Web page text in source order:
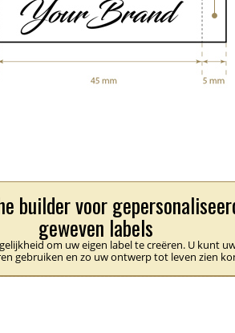
builder voor
geweven labels
om uw eigen label te creëren. U kunt
gebruiken en zo uw ontwerp tot leven zien